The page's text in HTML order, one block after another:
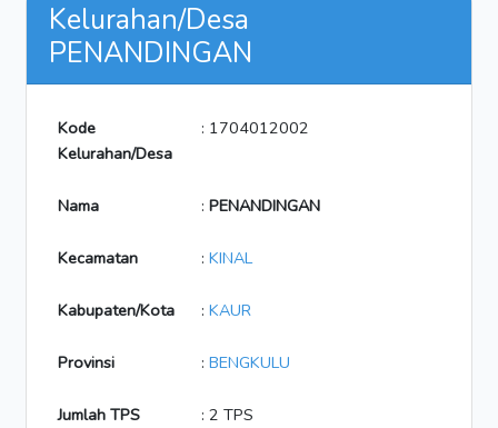
Kelurahan/Desa
PENANDINGAN
Kode
Kelurahan/Desa
: 1704012002
Nama : PENANDINGAN
Kecamatan : KINAL
Kabupaten/Kota : KAUR
Provinsi : BENGKULU
Jumlah TPS : 2 TPS